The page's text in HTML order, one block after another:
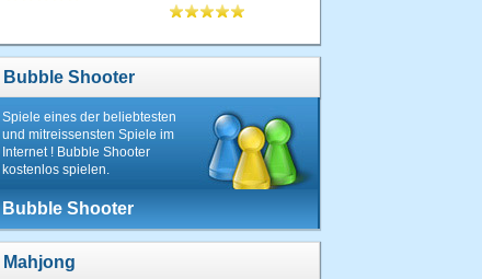
Bubble Shooter
Spiele eines der beliebtesten
und mitreissensten Spiele im
Internet ! Bubble Shooter
kostenlos spielen.
Bubble Shooter
Mahjong